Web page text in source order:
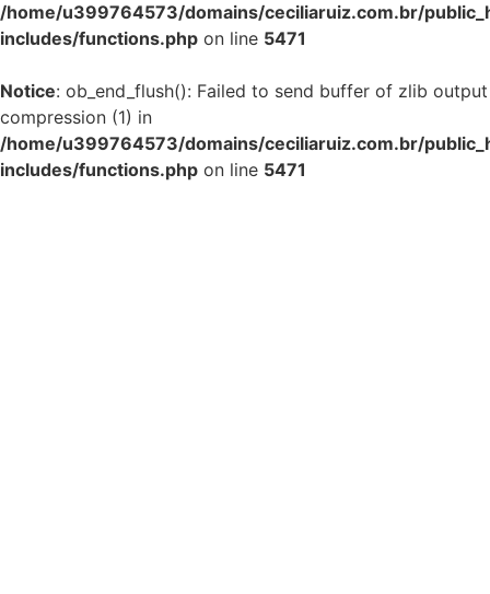
/home/u399764573/domains/ceciliaruiz.com.br/
includes/functions.php on line 5471
Notice: ob_end_flush(): Failed to send buffer of zlib output
compression (1) in
/home/u399764573/domains/ceciliaruiz.com.br/
includes/functions.php on line 5471